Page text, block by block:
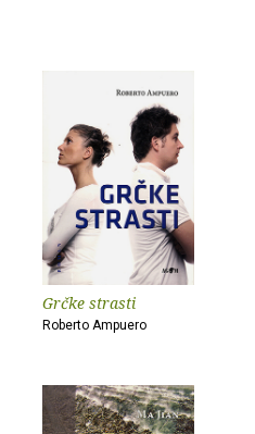
Grčke strasti
Roberto Ampuero